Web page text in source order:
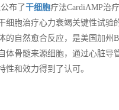
布了干细胞疗法CardiAMP治
胞治疗心力衰竭关键性试验
自然愈合反应，是美国加州
骨髓来源细胞，通过心脏导
和效力得到了认可。